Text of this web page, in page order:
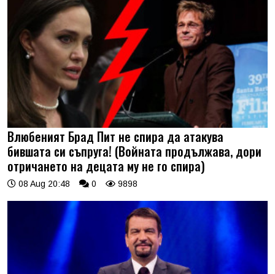
Влюбеният Брад Пит не спира да атакува
бившата си съпруга! (Войната продължава, дори
отричането на децата му не го спира)
08 Aug 20:48 0 9898